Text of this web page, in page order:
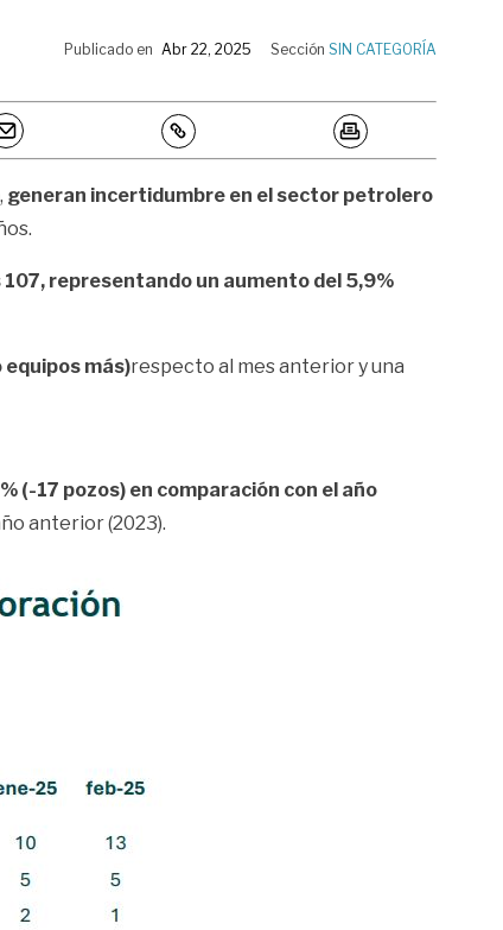
Publicado en Abr 22, 2025 Sección SIN CATEGORÍA
, generan incertidumbre en el sector petrolero
representando un aumento del 5,9%
más)respecto al mes anterior y una
(-17 pozos) en comparación con el año
anterior (2023).